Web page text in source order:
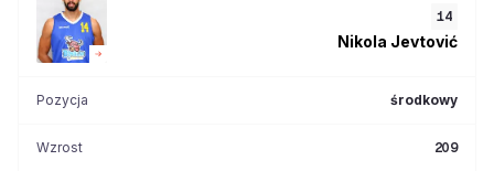
14
Nikola Jevtović
Pozycja środkowy
Wzrost 209